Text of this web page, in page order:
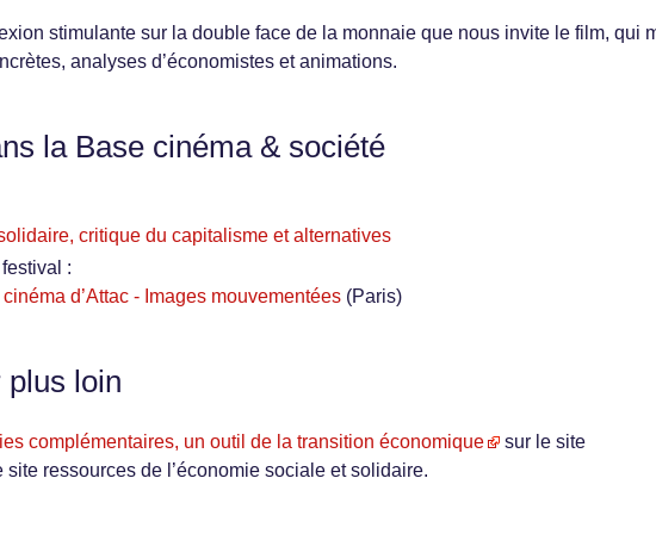
stimulante sur la double face de la monnaie que nous invite le film, qui
analyses d’économistes et animations.
la Base cinéma & société
critique du capitalisme et alternatives
:
d’Attac - Images mouvementées (Paris)
plus loin
complémentaires, un outil de la transition économique
sur le site
site ressources de l’économie sociale et solidaire.